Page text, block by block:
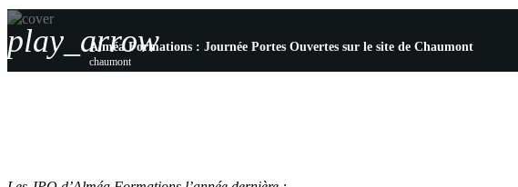
play_arrowAlméa Formations : Journée Portes Ouvertes sur le site de Chaumont
chaumont